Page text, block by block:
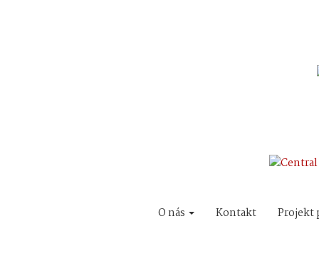
O nás Kontakt Projekt